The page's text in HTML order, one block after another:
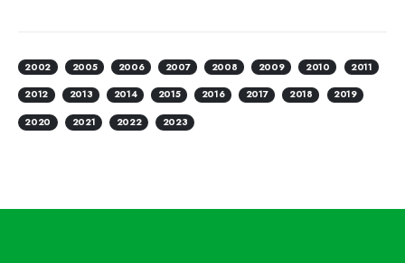
2002 2005 2006 2007 2008 2009 2010 2011
2012 2013 2014 2015 2016 2017 2018 2019
2020 2021 2022 2023